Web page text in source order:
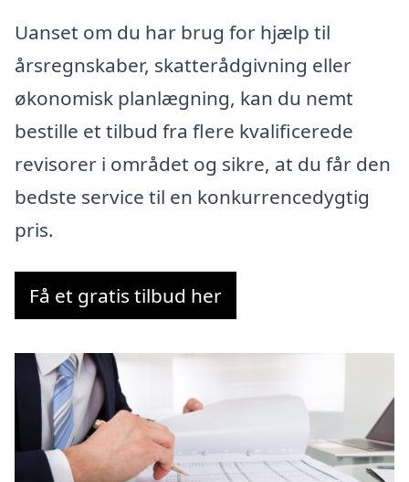
Uanset om du har brug for hjælp til
årsregnskaber, skatterådgivning eller
økonomisk planlægning, kan du nemt
bestille et tilbud fra flere kvalificerede
revisorer i området og sikre, at du får den
bedste service til en konkurrencedygtig
pris.
Få et gratis tilbud her